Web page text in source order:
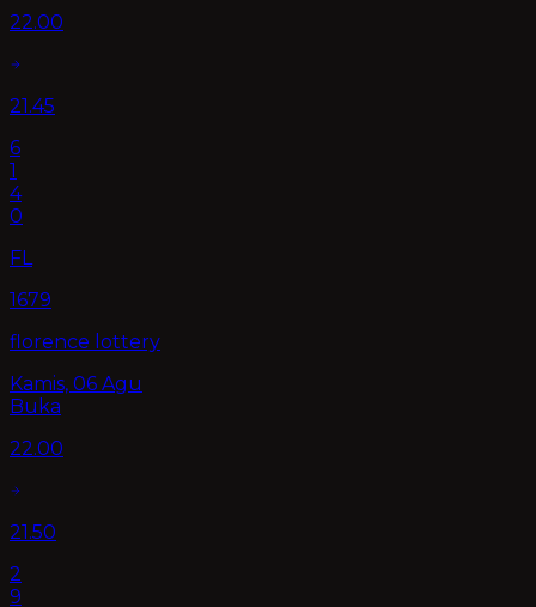
22.00
21.45
6
1
4
0
FL
1679
florence lottery
Kamis, 06 Agu
Buka
22.00
21.50
2
9